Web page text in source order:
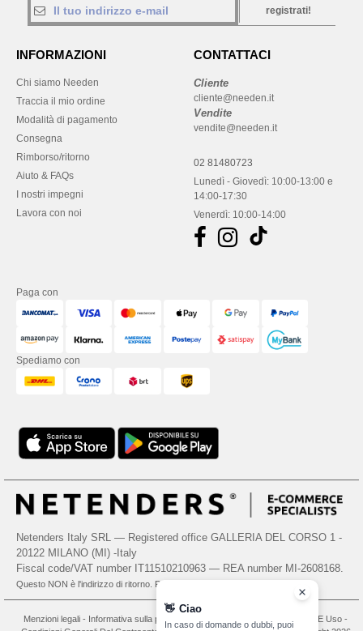
registrati!
INFORMAZIONI
Chi siamo Needen
Traccia il mio ordine
Modalità di pagamento
Consegna
Rimborso/ritorno
Aiuto & FAQs
I nostri impegni
Lavora con noi
CONTATTACI
Cliente
cliente@needen.it
Vendite
vendite@needen.it
02 81480723
Lunedì - Giovedì: 10:00-13:00 e
14:00-17:30
Venerdì: 10:00-14:00
Paga con
Spediamo con
Netenders Italy SRL — Registered office GALLERIA DEL CORSO 1 -
20122 MILANO (MI) -Italy
Fiscal code/VAT number IT11510210963 — REA number MI-2608168.
Questo NON è l'indirizzo di ritorno. Per i resi, vedere qui
Menzioni legali - Informativa sulla privacy Condizioni Generali Di Accesso E Uso -
👋 Ciao
In caso di domande o dubbi, puoi